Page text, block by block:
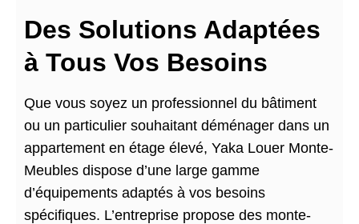
Des Solutions Adaptées
à Tous Vos Besoins
Que vous soyez un professionnel du bâtiment
ou un particulier souhaitant déménager dans un
appartement en étage élevé, Yaka Louer Monte-
Meubles dispose d’une large gamme
d’équipements adaptés à vos besoins
spécifiques. L’entreprise propose des monte-